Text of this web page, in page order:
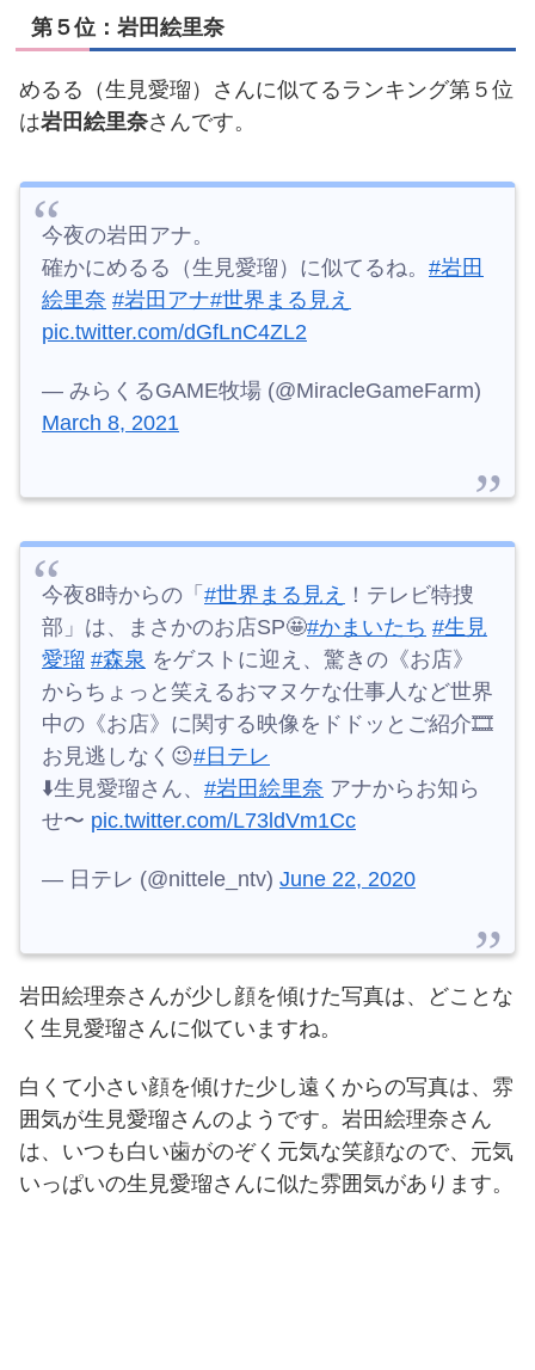
第５位：岩田絵里奈
めるる（生見愛瑠）さんに似てるランキング第５位
は岩田絵里奈さんです。
今夜の岩田アナ。
確かにめるる（生見愛瑠）に似てるね。 #岩田
絵里奈 #岩田アナ#世界まる見え
pic.twitter.com/dGfLnC4ZL2
— みらくるGAME牧場 (@MiracleGameFarm)
March 8, 2021
今夜8時からの「 #世界まる見え
！テレビ特捜
部」は、まさかのお店SP🤩#かまいたち #生見
愛瑠 #森泉 をゲストに迎え、驚きの《お店》
からちょっと笑えるおマヌケな仕事人など世界
中の《お店》に関する映像をドドッとご紹介🎞
お見逃しなく😉#日テレ
⬇️生見愛瑠さん、 #岩田絵里奈 アナからお知ら
せ〜 pic.twitter.com/L73ldVm1Cc
— 日テレ (@nittele_ntv) June 22, 2020
岩田絵理奈さんが少し顔を傾けた写真は、どことな
く生見愛瑠さんに似ていますね。
白くて小さい顔を傾けた少し遠くからの写真は、雰
囲気が生見愛瑠さんのようです。岩田絵理奈さん
は、いつも白い歯がのぞく元気な笑顔なので、元気
いっぱいの生見愛瑠さんに似た雰囲気があります。